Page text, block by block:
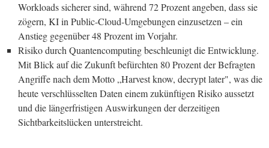
Workloads sicherer sind, während 72 Prozent angeben, dass sie
zögern, KI in Public-Cloud-Umgebungen einzusetzen – ein
Anstieg gegenüber 48 Prozent im Vorjahr.
Risiko durch Quantencomputing beschleunigt die Entwicklung.
Mit Blick auf die Zukunft befürchten 80 Prozent der Befragten
Angriffe nach dem Motto „Harvest know, decrypt later", was die
heute verschlüsselten Daten einem zukünftigen Risiko aussetzt
und die längerfristigen Auswirkungen der derzeitigen
Sichtbarkeitslücken unterstreicht.